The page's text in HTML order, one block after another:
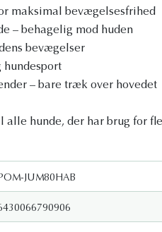
maksimal bevægelsesfrihed
– behagelig mod huden
bevægelser
hundesport
– bare træk over hovedet
alle hunde, der har brug for
JUM80HAB